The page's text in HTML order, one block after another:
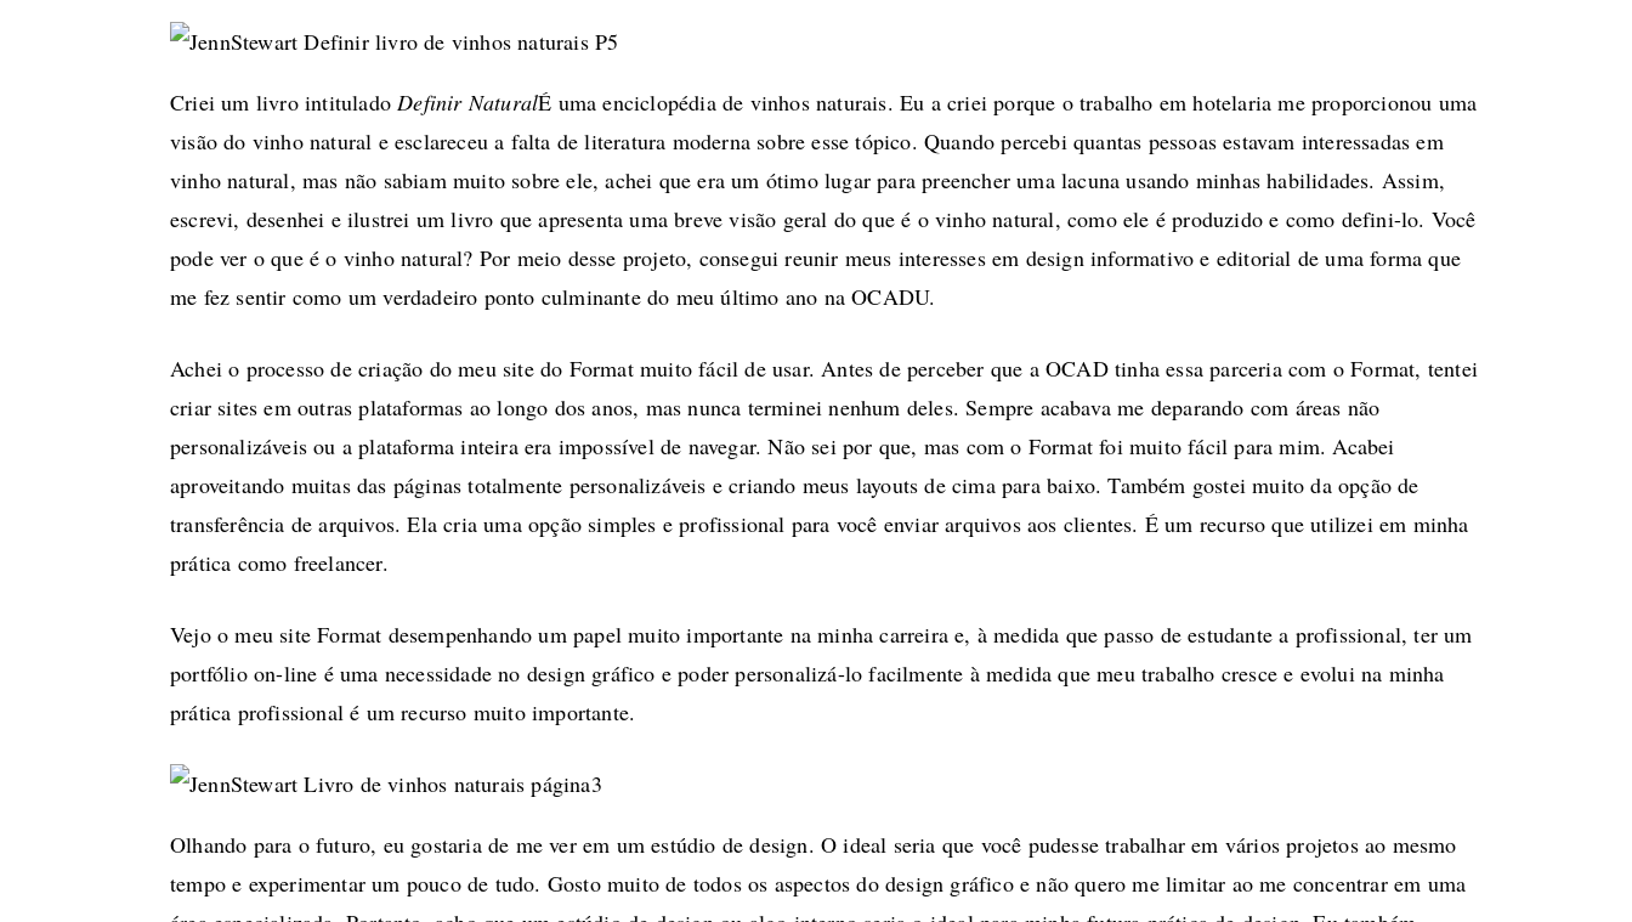
Criei um livro intituladoDefinir NaturalÉ uma enciclopédia de vinhos naturais. Eu a criei porque o trabalho em hotelaria me proporcionou uma
visão do vinho natural e esclareceu a falta de literatura moderna sobre esse tópico. Quando percebi quantas pessoas estavam interessadas em
vinho natural, mas não sabiam muito sobre ele, achei que era um ótimo lugar para preencher uma lacuna usando minhas habilidades. Assim,
escrevi, desenhei e ilustrei um livro que apresenta uma breve visão geral do que é o vinho natural, como ele é produzido e como defini-lo. Você
pode ver o que é o vinho natural? Por meio desse projeto, consegui reunir meus interesses em design informativo e editorial de uma forma que
me fez sentir como um verdadeiro ponto culminante do meu último ano na OCADU.
Achei o processo de criação do meu site do Format muito fácil de usar. Antes de perceber que a OCAD tinha essa parceria com o Format, tentei
criar sites em outras plataformas ao longo dos anos, mas nunca terminei nenhum deles. Sempre acabava me deparando com áreas não
personalizáveis ou a plataforma inteira era impossível de navegar. Não sei por que, mas com o Format foi muito fácil para mim. Acabei
aproveitando muitas das páginas totalmente personalizáveis e criando meus layouts de cima para baixo. Também gostei muito da opção de
transferência de arquivos. Ela cria uma opção simples e profissional para você enviar arquivos aos clientes. É um recurso que utilizei em minha
prática como freelancer.
Vejo o meu site Format desempenhando um papel muito importante na minha carreira e, à medida que passo de estudante a profissional, ter um
portfólio on-line é uma necessidade no design gráfico e poder personalizá-lo facilmente à medida que meu trabalho cresce e evolui na minha
prática profissional é um recurso muito importante.
Olhando para o futuro, eu gostaria de me ver em um estúdio de design. O ideal seria que você pudesse trabalhar em vários projetos ao mesmo
tempo e experimentar um pouco de tudo. Gosto muito de todos os aspectos do design gráfico e não quero me limitar ao me concentrar em uma